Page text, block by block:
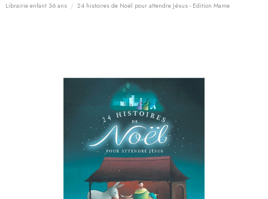
Librairie enfant 3-6 ans
24 histoires de Noël pour attendre Jésus - Edition Mame